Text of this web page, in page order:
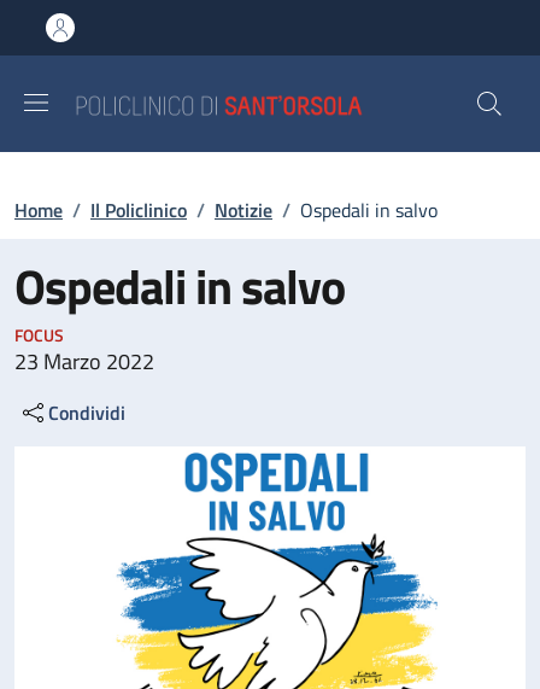
al contenuto principale
to footer content
Briciole di pane
Home / Il Policlinico / Notizie / Ospedali in salvo
Ospedali in salvo
FOCUS
23 Marzo 2022
Condividi